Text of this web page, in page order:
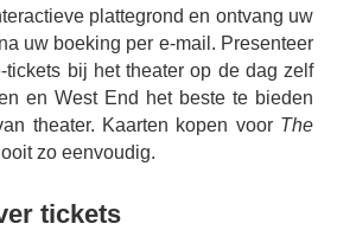
Street, Playful Productions en
gingThe Fifth Stepin
Rep voor een eenmalige
de voorstelling in 2024 werd
Edinburgh Festival Fringe. Na een
in Glasgow kreeg de productie
uitgezonden naar @sohoplace
plattegrond en ontvang uw
uw boeking per e-mail. Presenteer
tickets bij het theater op de dag zelf
en West End het beste te bieden
theater. Kaarten kopen voor The
zo eenvoudig.
tickets